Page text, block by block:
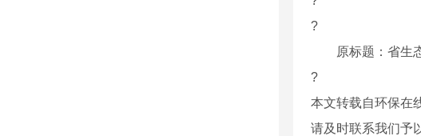
?
原标题：省生态
?
本文转载自环保在
请及时联系我们予